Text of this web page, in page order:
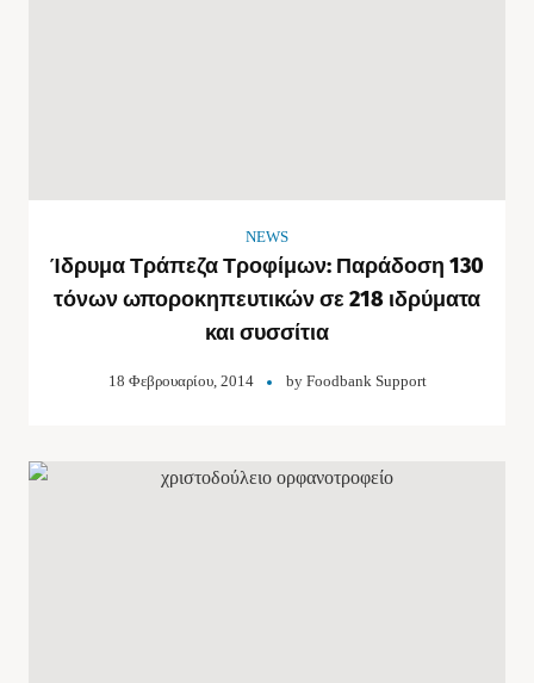
NEWS
Ίδρυμα Τράπεζα Τροφίμων: Παράδοση 130
τόνων ωποροκηπευτικών σε 218 ιδρύματα
και συσσίτια
18 Φεβρουαρίου, 2014 by Foodbank Support